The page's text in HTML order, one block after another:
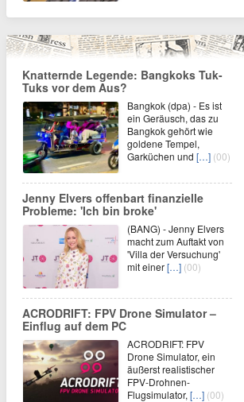
Knatternde Legende: Bangkoks Tuk-
Tuks vor dem Aus?
Bangkok (dpa) - Es ist
ein Geräusch, das zu
Bangkok gehört wie
goldene Tempel,
Garküchen und […] (00)
Jenny Elvers offenbart finanzielle
Probleme: 'Ich bin broke'
(BANG) - Jenny Elvers
macht zum Auftakt von
'Villa der Versuchung'
mit einer[…] (00)
ACRODRIFT: FPV Drone Simulator –
Einflug auf dem PC
ACRODRIFT: FPV
Drone Simulator, ein
äußerst realistischer
FPV-Drohnen-
Flugsimulator, […] (00)